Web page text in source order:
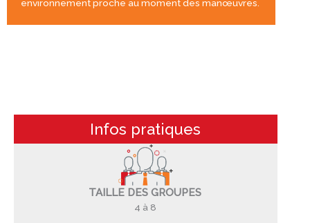
environnement proche au moment des manœuvres.
Infos pratiques
TAILLE DES GROUPES
4 à 8